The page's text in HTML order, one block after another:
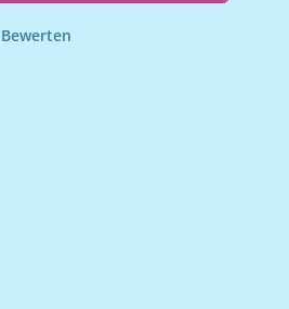
Bewerten